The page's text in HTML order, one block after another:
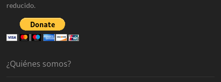
reducido.
¿Quiénes somos?